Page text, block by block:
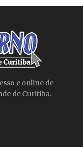
e online de
de Curitiba.